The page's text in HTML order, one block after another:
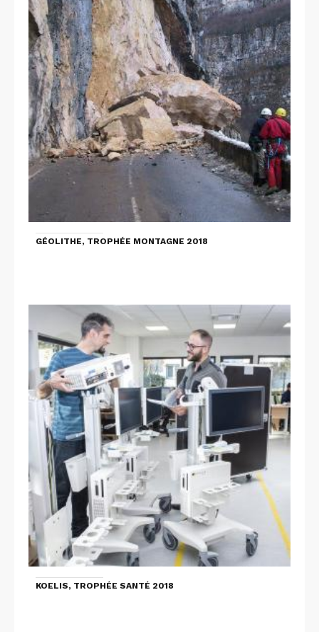
GÉOLITHE, TROPHÉE MONTAGNE 2018
KOELIS, TROPHÉE SANTÉ 2018